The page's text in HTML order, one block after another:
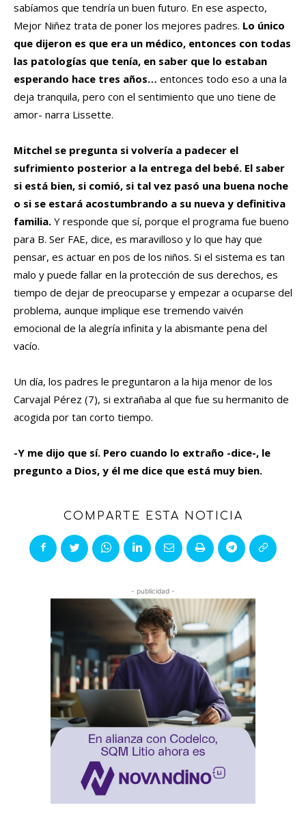
sabíamos que tendría un buen futuro. En ese aspecto,
Mejor Niñez trata de poner los mejores padres. Lo único
que dijeron es que era un médico, entonces con todas
las patologías que tenía, en saber que lo estaban
esperando hace tres años… entonces todo eso a una la
deja tranquila, pero con el sentimiento que uno tiene de
amor- narra Lissette.
Mitchel se pregunta si volvería a padecer el
sufrimiento posterior a la entrega del bebé. El saber
si está bien, si comió, si tal vez pasó una buena noche
o si se estará acostumbrando a su nueva y definitiva
familia. Y responde que sí, porque el programa fue bueno
para B. Ser FAE, dice, es maravilloso y lo que hay que
pensar, es actuar en pos de los niños. Si el sistema es tan
malo y puede fallar en la protección de sus derechos, es
tiempo de dejar de preocuparse y empezar a ocuparse del
problema, aunque implique ese tremendo vaivén
emocional de la alegría infinita y la abismante pena del
vacío.
Un día, los padres le preguntaron a la hija menor de los
Carvajal Pérez (7), si extrañaba al que fue su hermanito de
acogida por tan corto tiempo.
-Y me dijo que sí. Pero cuando lo extraño -dice-, le
pregunto a Dios, y él me dice que está muy bien.
COMPARTE ESTA NOTICIA
- publicidad -